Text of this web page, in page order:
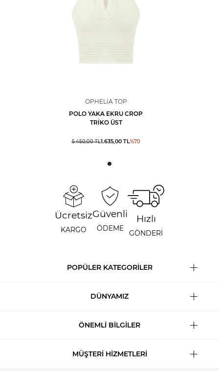
OPHELIA TOP
POLO YAKA EKRU CROP
TRIKO ÜST
5.450,00TL1.635,00TL%70
Ücretsiz
KARGO
Güvenli
ÖDEME
Hızlı
GÖNDERİ
POPÜLER KATEGORİLER
DÜNYAMIZ
ÖNEMLİ BİLGİLER
MÜŞTERİ HİZMETLERİ